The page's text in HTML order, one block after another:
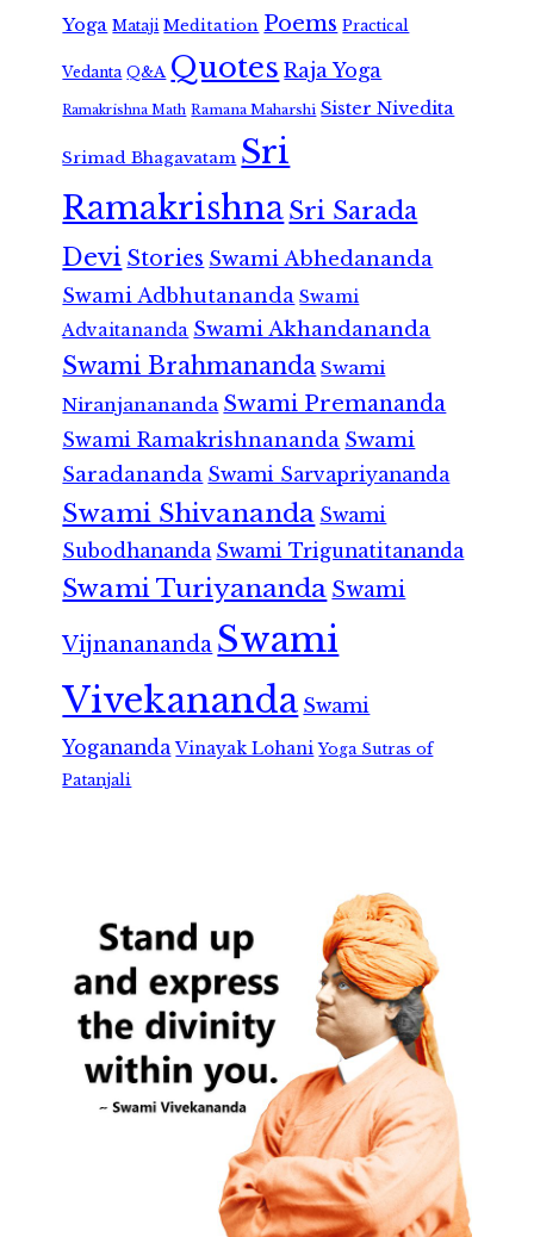
Yoga Mataji Meditation Poems Practical
Vedanta Q&A Quotes Raja Yoga
Ramakrishna Math Ramana Maharshi Sister Nivedita
Srimad Bhagavatam Sri
RamakrishnaSri Sarada
Devi Stories Swami Abhedananda
Swami Adbhutananda Swami
Advaitananda Swami Akhandananda
Swami Brahmananda Swami
Niranjanananda Swami Premananda
Swami Ramakrishnananda Swami
Saradananda Swami Sarvapriyananda
Swami Shivananda Swami
Subodhananda Swami Trigunatitananda
Swami Turiyananda Swami
Vijnanananda Swami
Vivekananda Swami
Yogananda Vinayak Lohani Yoga Sutras of
Patanjali